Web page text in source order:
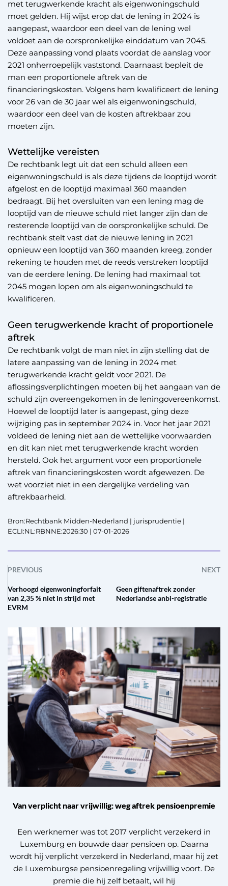
met terugwerkende kracht als eigenwoningschuld
moet gelden. Hij wijst erop dat de lening in 2024 is
aangepast, waardoor een deel van de lening wel
voldoet aan de oorspronkelijke einddatum van 2045.
Deze aanpassing vond plaats voordat de aanslag voor
2021 onherroepelijk vaststond. Daarnaast bepleit de
man een proportionele aftrek van de
financieringskosten. Volgens hem kwalificeert de lening
voor 26 van de 30 jaar wel als eigenwoningschuld,
waardoor een deel van de kosten aftrekbaar zou
moeten zijn.
Wettelijke vereisten
De rechtbank legt uit dat een schuld alleen een
eigenwoningschuld is als deze tijdens de looptijd wordt
afgelost en de looptijd maximaal 360 maanden
bedraagt. Bij het oversluiten van een lening mag de
looptijd van de nieuwe schuld niet langer zijn dan de
resterende looptijd van de oorspronkelijke schuld. De
rechtbank stelt vast dat de nieuwe lening in 2021
opnieuw een looptijd van 360 maanden kreeg, zonder
rekening te houden met de reeds verstreken looptijd
van de eerdere lening. De lening had maximaal tot
2045 mogen lopen om als eigenwoningschuld te
kwalificeren.
Geen terugwerkende kracht of proportionele
aftrek
De rechtbank volgt de man niet in zijn stelling dat de
latere aanpassing van de lening in 2024 met
terugwerkende kracht geldt voor 2021. De
aflossingsverplichtingen moeten bij het aangaan van de
schuld zijn overeengekomen in de leningovereenkomst.
Hoewel de looptijd later is aangepast, ging deze
wijziging pas in september 2024 in. Voor het jaar 2021
voldeed de lening niet aan de wettelijke voorwaarden
en dit kan niet met terugwerkende kracht worden
hersteld. Ook het argument voor een proportionele
aftrek van financieringskosten wordt afgewezen. De
wet voorziet niet in een dergelijke verdeling van
aftrekbaarheid.
Bron:Rechtbank Midden-Nederland | jurisprudentie |
ECLI:NL:RBNNE:2026:30 | 07-01-2026
PREVIOUS NEXT
Verhoogd eigenwoningforfait
van 2,35 % niet in strijd met
EVRM
Geen giftenaftrek zonder
Nederlandse anbi-registratie
Van verplicht naar vrijwillig: weg aftrek pensioenpremie
Een werknemer was tot 2017 verplicht verzekerd in
Luxemburg en bouwde daar pensioen op. Daarna
wordt hij verplicht verzekerd in Nederland, maar hij zet
de Luxemburgse pensioenregeling vrijwillig voort. De
premie die hij zelf betaalt, wil hij